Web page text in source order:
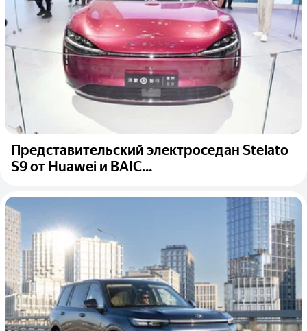
Представительский электроседан Stelato
S9 от Huawei и BAIC...